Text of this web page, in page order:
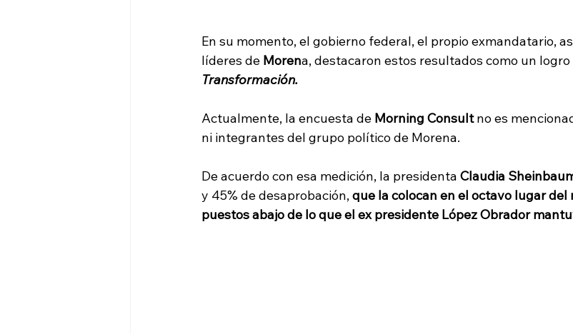
En su momento, el gobierno federal, el propio exmandatario,
líderes de Morena, destacaron estos resultados como un
Transformación.
Actualmente, la encuesta de Morning Consult no es
ni integrantes del grupo político de Morena.
De acuerdo con esa medición, la presidenta Claudia
y 45% de desaprobación, que la colocan en el octavo lugar del
puestos abajo de lo que el ex presidente López Obrador